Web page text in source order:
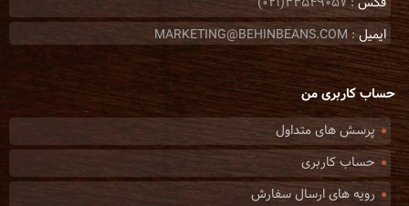
ایمیل: MARKETING@BEHINBEANS.COM
حساب کاربری من
پرسش های متداول
حساب کاربری
رویه های ارسال سفارش